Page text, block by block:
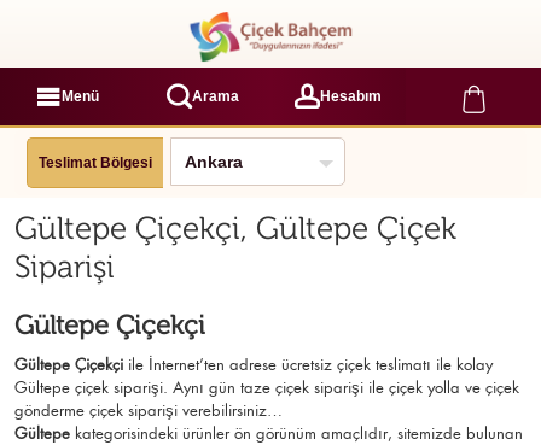
Menü Arama Hesabım
Teslimat Bölgesi
Gültepe Çiçekçi, Gültepe Çiçek
Siparişi
Gültepe Çiçekçi
Gültepe Çiçekçi ile İnternet’ten adrese ücretsiz çiçek teslimatı ile kolay
Gültepe çiçek siparişi. Aynı gün taze çiçek siparişi ile çiçek yolla ve çiçek
gönderme çiçek siparişi verebilirsiniz…
Gültepe kategorisindeki ürünler ön görünüm amaçlıdır, sitemizde bulunan